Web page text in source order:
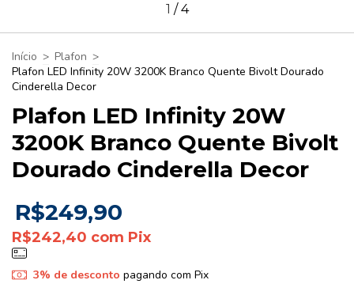
1 /4
Início > Plafon >
Plafon LED Infinity 20W 3200K Branco Quente Bivolt Dourado
Cinderella Decor
Plafon LED Infinity 20W
3200K Branco Quente Bivolt
Dourado Cinderella Decor
R$249,90
R$242,40 com Pix
3% de desconto pagando com Pix